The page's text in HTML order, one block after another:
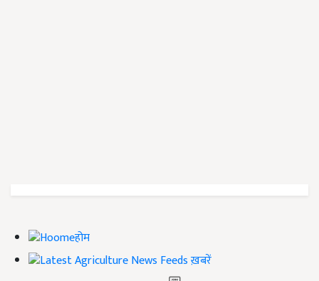
होम
ख़बरें